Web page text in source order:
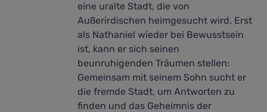
eine uralte Stadt, die von
Außerirdischen heimgesucht wird. Erst
als Nathaniel wieder bei Bewusstsein
ist, kann er sich seinen
beunruhigenden Träumen stellen:
Gemeinsam mit seinem Sohn sucht er
die fremde Stadt, um Antworten zu
finden und das Geheimnis der